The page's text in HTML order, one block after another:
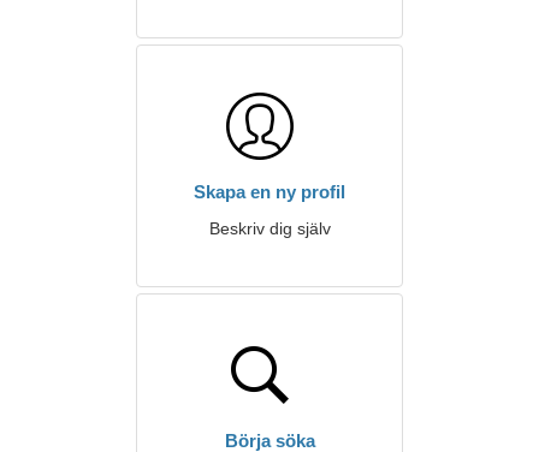
Skapa en ny profil
Beskriv dig själv
Börja söka